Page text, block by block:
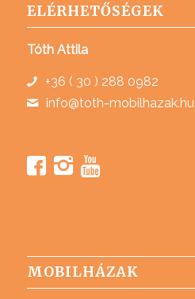
ELÉRHETŐSÉGEK
Tóth Attila
+36 ( 30 ) 288 0982
info@toth-mobilhazak.hu
MOBILHÁZAK